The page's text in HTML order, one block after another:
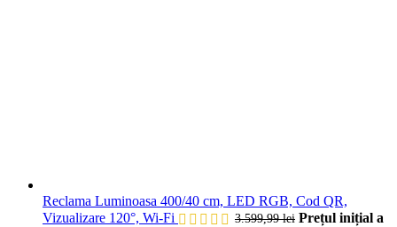
Reclama Luminoasa 400/40 cm, LED RGB, Cod QR,
Vizualizare 120°, Wi-Fi
3.599,99lei Prețul inițial a